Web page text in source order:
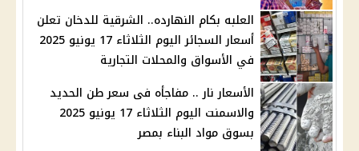
العلبه بكام النهارده.. الشرقية للدخان تعلن
أسعار السجائر اليوم الثلاثاء 17 يونيو 2025
في الأسواق والمحلات التجارية
الأسعار نار .. مفاجأه فى سعر طن الحديد
والاسمنت اليوم الثلاثاء 17 يونيو 2025
بسوق مواد البناء بمصر